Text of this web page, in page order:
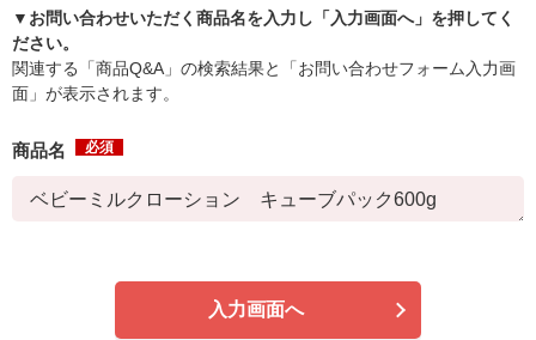
▼お問い合わせいただく商品名を入力し「入力画面へ」を押してく
ださい。
関連する「商品Q&A」の検索結果と「お問い合わせフォーム入力画
面」が表示されます。
商品名 必須
入力画面へ